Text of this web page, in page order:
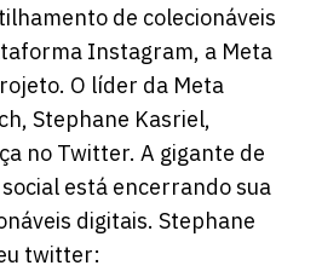
de colecionáveis
Instagram, a Meta
O líder da Meta
Stephane Kasriel,
no Twitter. A gigante de
está encerrando sua
​​digitais. Stephane
twitter: